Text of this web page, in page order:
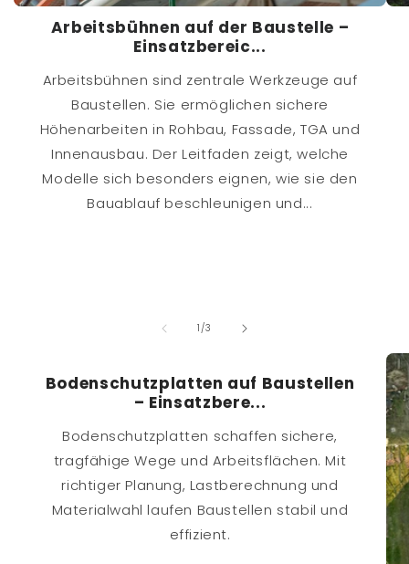
Arbeitsbühnen auf der Baustelle –
Einsatzbereic...
Arbeitsbühnen sind zentrale Werkzeuge auf
Baustellen. Sie ermöglichen sichere
Höhenarbeiten in Rohbau, Fassade, TGA und
Innenausbau. Der Leitfaden zeigt, welche
Modelle sich besonders eignen, wie sie den
Bauablauf beschleunigen und...
1/von
3
Bodenschutzplatten auf Baustellen
– Einsatzbere...
Bodenschutzplatten schaffen sichere,
tragfähige Wege und Arbeitsflächen. Mit
richtiger Planung, Lastberechnung und
Materialwahl laufen Baustellen stabil und
effizient.